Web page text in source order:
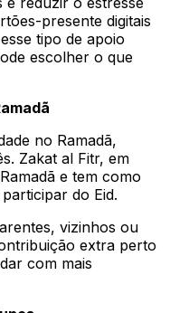
presente digitais
tipo de apoio
escolher o que
no Ramadã,
Zakat al Fitr, em
e tem como
do Eid.
vizinhos ou
extra perto
com mais